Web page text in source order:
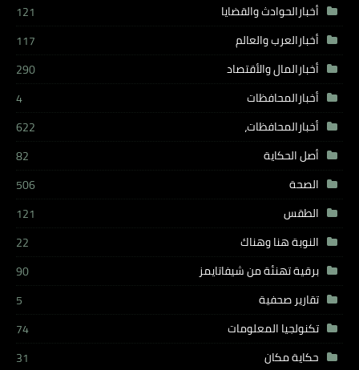
أخبارالحوادث والقضايا
121
أخبارالعرب والعالم
117
أخبارالمال والأقتصاد
290
أخبارالمحافظات
4
أخبارالمحافظات،
622
أصل الحكاية
82
الصحة
506
الطقس
121
النوبة هنا وهناك
22
برقية تهنئة من شيفاتايمز
90
تقارير صحفية
5
تكنولجيا المعلومات
74
حكاية مكان
31